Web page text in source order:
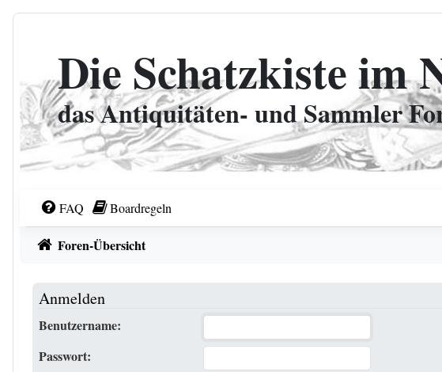
Zum Inhalt
Die Schatzkiste im
das Antiquitäten- und Sammler
FAQ Boardregeln
Foren-Übersicht
Anmelden
Benutzername:
Passwort: